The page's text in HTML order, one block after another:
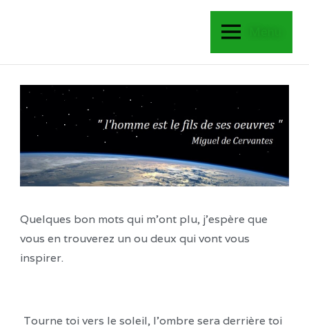
Quelques bon mots qui m’ont plu, j’espère que
vous en trouverez un ou deux qui vont vous
inspirer.
Tourne toi vers le soleil, l’ombre sera derrière toi